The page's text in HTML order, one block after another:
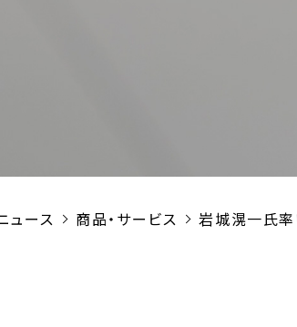
ュース 商品・サービス 岩城滉一氏率